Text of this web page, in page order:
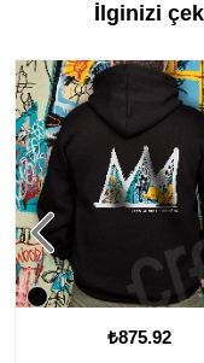
İlginizi
₺875.92